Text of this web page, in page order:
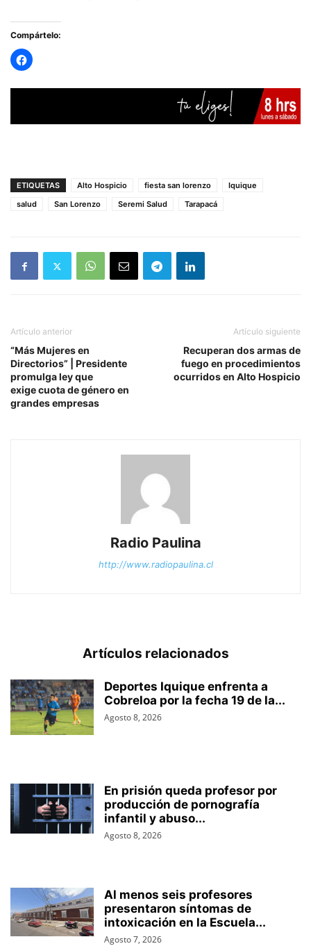
Compártelo:
ETIQUETAS Alto Hospicio fiesta san lorenzo
Iquique
salud
San Lorenzo Seremi Salud Tarapacá
Artículo anterior
“Más Mujeres en
Directorios” | Presidente
promulga ley que
exige cuota de género en
grandes empresas
Artículo siguiente
Recuperan dos armas de
fuego en procedimientos
ocurridos en Alto Hospicio
Radio Paulina
http://www.radiopaulina.cl
Artículos relacionados
Deportes Iquique enfrenta a
Cobreloa por la fecha 19 de la...
Agosto 8, 2026
En prisión queda profesor por
producción de pornografía
infantil y abuso...
Agosto 8, 2026
Al menos seis profesores
presentaron síntomas de
intoxicación en la Escuela...
Agosto 7, 2026